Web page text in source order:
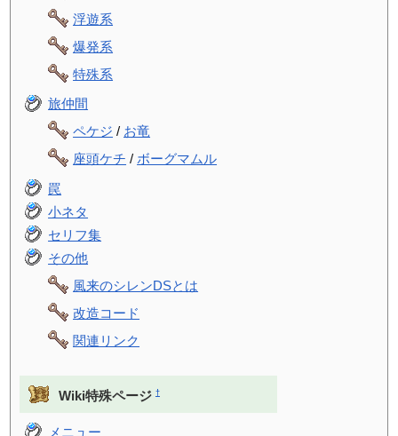
浮遊系
爆発系
特殊系
旅仲間
ペケジ / お竜
座頭ケチ / ボーグマムル
罠
小ネタ
セリフ集
その他
風来のシレンDSとは
改造コード
関連リンク
Wiki特殊ページ †
メニュー